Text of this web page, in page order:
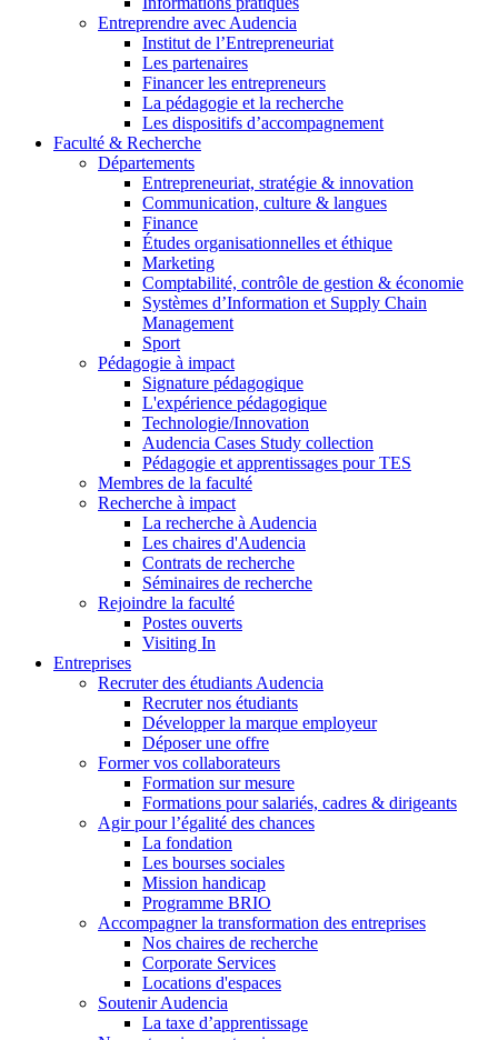
Entreprendre avec Audencia
Institut de l’Entrepreneuriat
Les partenaires
Financer les entrepreneurs
La pédagogie et la recherche
Les dispositifs d’accompagnement
Faculté & Recherche
Départements
Entrepreneuriat, stratégie & innovation
Communication, culture & langues
Finance
Études organisationnelles et éthique
Marketing
Comptabilité, contrôle de gestion & économie
Systèmes d’Information et Supply Chain
Management
Sport
Pédagogie à impact
Signature pédagogique
L'expérience pédagogique
Technologie/Innovation
Audencia Cases Study collection
Pédagogie et apprentissages pour TES
Membres de la faculté
Recherche à impact
La recherche à Audencia
Les chaires d'Audencia
Contrats de recherche
Séminaires de recherche
Rejoindre la faculté
Postes ouverts
Visiting In
Entreprises
Recruter des étudiants Audencia
Recruter nos étudiants
Développer la marque employeur
Déposer une offre
Former vos collaborateurs
Formation sur mesure
Formations pour salariés, cadres & dirigeants
Agir pour l’égalité des chances
La fondation
Les bourses sociales
Mission handicap
Programme BRIO
Accompagner la transformation des entreprises
Nos chaires de recherche
Corporate Services
Locations d'espaces
Soutenir Audencia
La taxe d’apprentissage